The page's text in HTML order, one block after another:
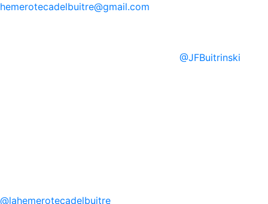
hemerotecadelbuitre@gmail.com
@JFBuitrinski
@lahemerotecadelbuitre